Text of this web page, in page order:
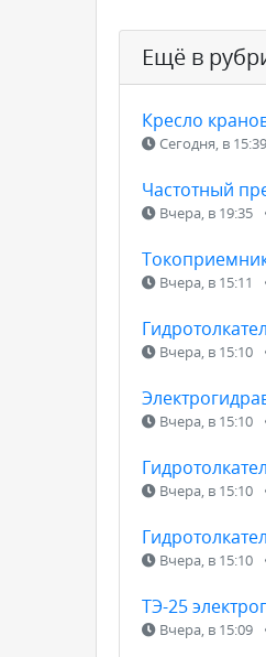
Ещё в
Кресло
Сегодня, в 15:39
Частотный
Вчера, в 19:35
Вчера, в 15:11
Вчера, в 15:10
Вчера, в 15:10
Вчера, в 15:10
Вчера, в 15:10
ТЭ-25
Вчера, в 15:09